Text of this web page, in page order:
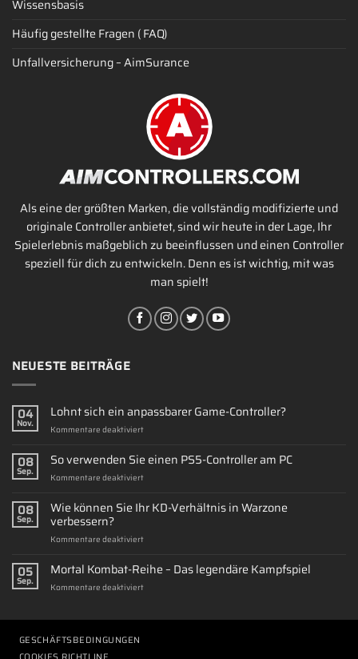
Wissensbasis
Häufig gestellte Fragen ( FAQ)
Unfallversicherung – AimSurance
Als eine der größten Marken, die vollständig modifizierte und
originale Controller anbietet, sind wir heute in der Lage, Ihr
Spielerlebnis maßgeblich zu beeinflussen und einen Controller
speziell für dich zu entwickeln. Denn es ist wichtig, mit was
man spielt!
NEUESTE BEITRÄGE
04
Nov.
Lohnt sich ein anpassbarer Game-Controller?
Kommentare deaktiviertfür
sich
ein
anpassbarer
Controller?
08
Sep.
So verwenden Sie einen PS5-Controller am PC
Kommentare deaktiviertfür
verwenden
Sie
PS5-
am
08
Sep.
Wie können Sie Ihr KD-Verhältnis in Warzone
verbessern?
Kommentare deaktiviertfür
können
Sie
Ihr
05
Sep.
Mortal Kombat-Reihe – Das legendäre Kampfspiel
Kommentare deaktiviertfür
GESCHÄFTSBEDINGUNGEN